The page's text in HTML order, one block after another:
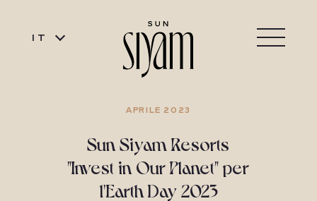
IT
APRILE 2023
Sun Siyam Resorts
"Invest in Our Planet" per
l'Earth Day 2023